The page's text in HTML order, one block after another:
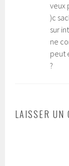
veux
)c
sur
ne
peut
?
LAISSER UN